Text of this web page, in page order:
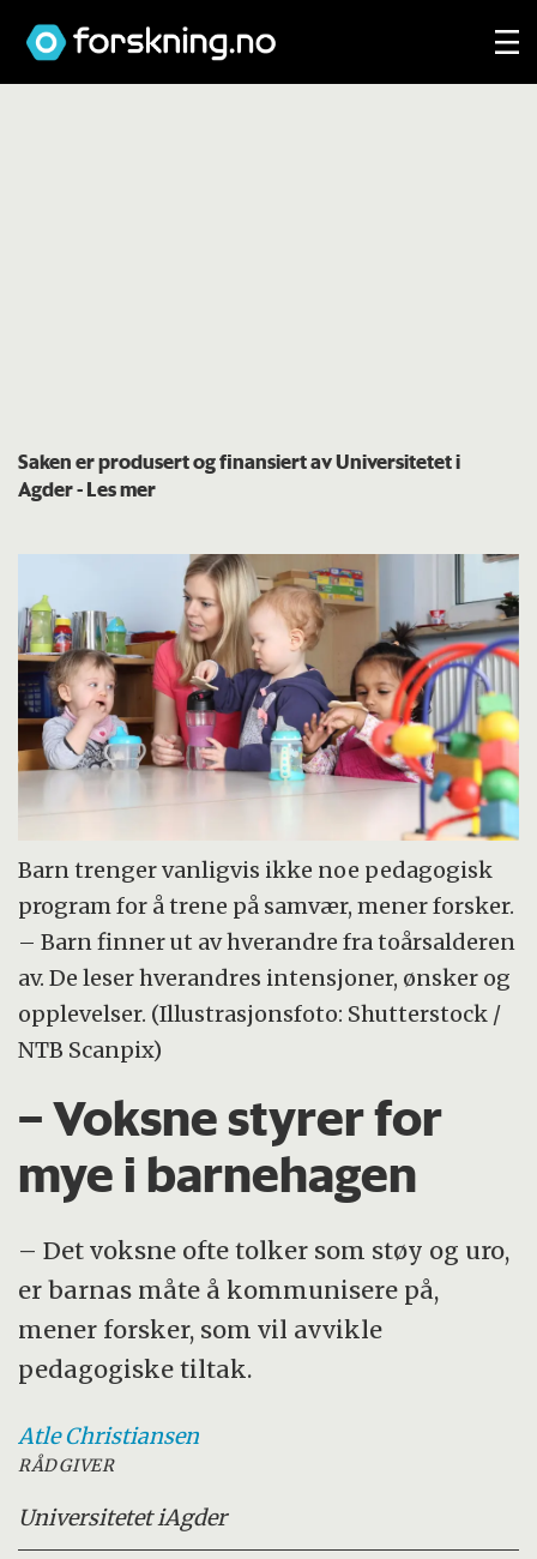
Saken er produsert og finansiert av Universitetet i
Agder- Les mer
Barn trenger vanligvis ikke noe pedagogisk
program for å trene på samvær, mener forsker.
– Barn finner ut av hverandre fra toårsalderen
av. De leser hverandres intensjoner, ønsker og
opplevelser. (Illustrasjonsfoto: Shutterstock /
NTB Scanpix)
– Voksne styrer for
mye i barnehagen
– Det voksne ofte tolker som støy og uro,
er barnas måte å kommunisere på,
mener forsker, som vil avvikle
pedagogiske tiltak.
Atle Christiansen
RÅDGIVER
Universitetet iAgder